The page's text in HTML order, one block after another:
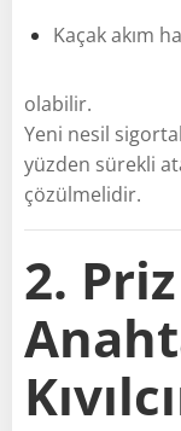
Kaçak akım
olabilir.
Yeni nesil
yüzden sürekli
çözülmelidir.
2.